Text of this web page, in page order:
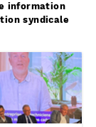
information
syndicale